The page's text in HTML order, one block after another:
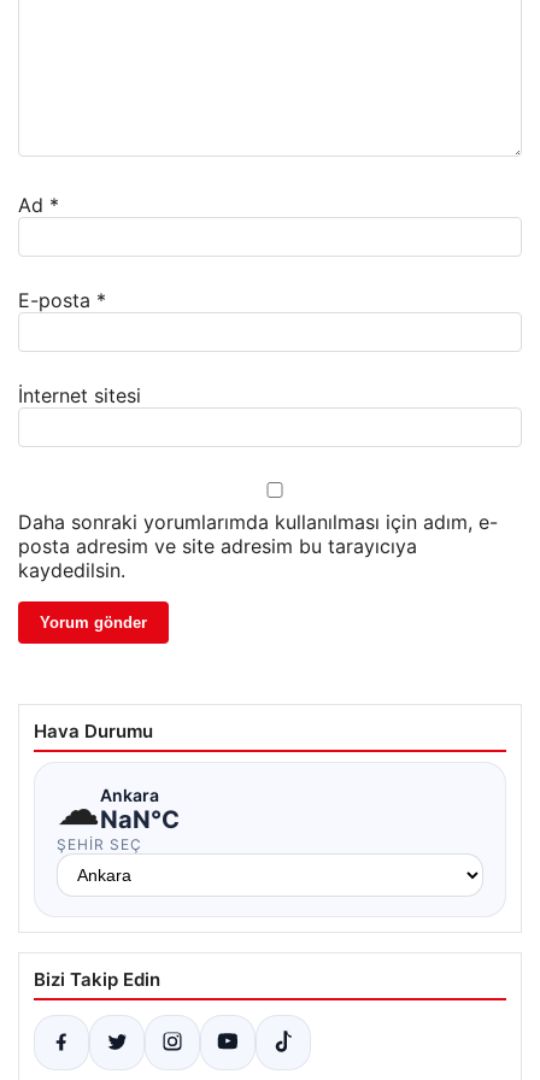
Ad *
E-posta *
İnternet sitesi
Daha sonraki yorumlarımda kullanılması için adım, e-
posta adresim ve site adresim bu tarayıcıya
kaydedilsin.
Hava Durumu
☁Ankara
NaN°C
ŞEHIR SEÇ
Bizi Takip Edin